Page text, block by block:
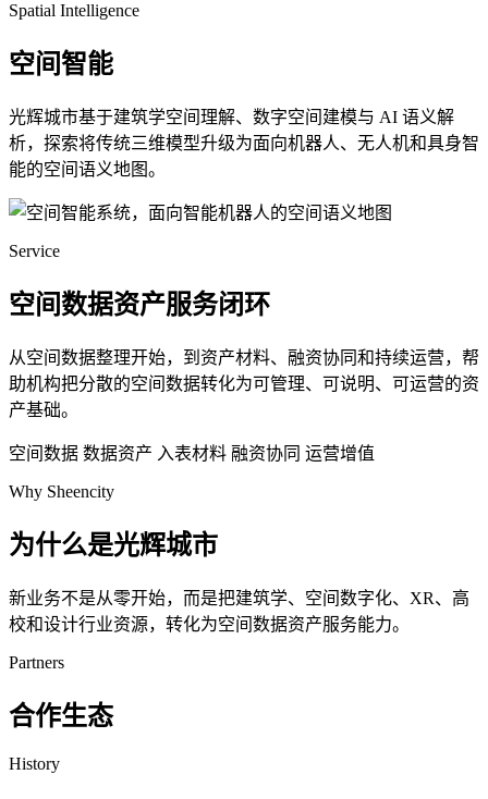
Spatial Intelligence
空间智能
光辉城市基于建筑学空间理解、数字空间建模与 AI 语义解
析，探索将传统三维模型升级为面向机器人、无人机和具身智
能的空间语义地图。
Service
空间数据资产服务闭环
从空间数据整理开始，到资产材料、融资协同和持续运营，帮
助机构把分散的空间数据转化为可管理、可说明、可运营的资
产基础。
空间数据 数据资产 入表材料 融资协同 运营增值
Why Sheencity
为什么是光辉城市
新业务不是从零开始，而是把建筑学、空间数字化、XR、高
校和设计行业资源，转化为空间数据资产服务能力。
Partners
合作生态
History